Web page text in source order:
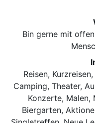
Bin gerne mit
Reisen,
Camping, Theater,
Konzerte, Malen,
Biergarten,